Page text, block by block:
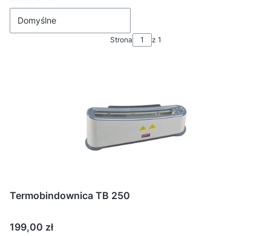
Domyślne
Strona z 1
Termobindownica TB 250
Cena
199,00 zł